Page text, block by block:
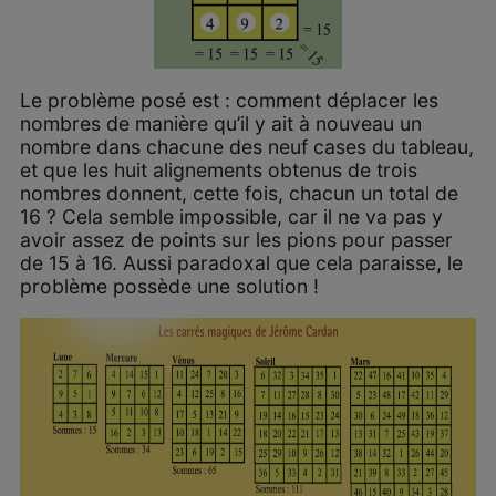
Le problème posé est : comment déplacer les
nombres de manière qu’il y ait à nouveau un
nombre dans chacune des neuf cases du tableau,
et que les huit alignements obtenus de trois
nombres donnent, cette fois, chacun un total de
16 ? Cela semble impossible, car il ne va pas y
avoir assez de points sur les pions pour passer
de 15 à 16. Aussi paradoxal que cela paraisse, le
problème possède une solution !